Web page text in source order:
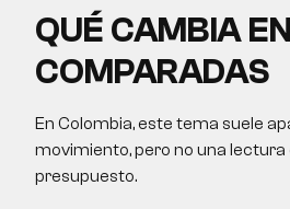
QUÉ CAMBIA
COMPARADAS
En Colombia, este tema suele
movimiento, pero no una
presupuesto.